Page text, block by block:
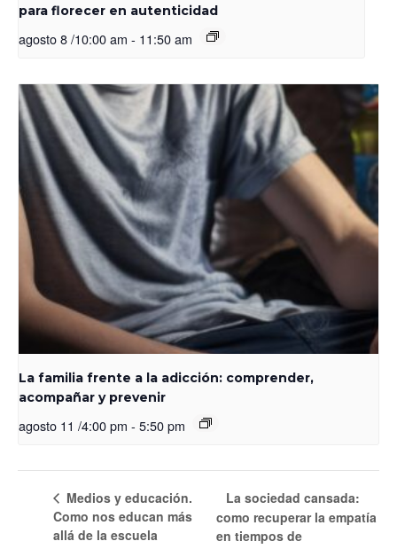
para florecer en autenticidad
agosto 8 /10:00 am - 11:50 am
La familia frente a la adicción: comprender,
acompañar y prevenir
agosto 11 /4:00 pm - 5:50 pm
Medios y educación.
Como nos educan más
allá de la escuela
La sociedad cansada:
como recuperar la empatía
en tiempos de